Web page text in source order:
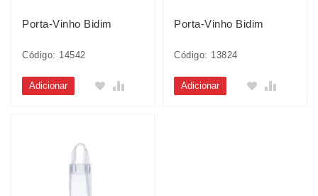
Porta-Vinho Bidim
Código: 14542
Adicionar
Porta-Vinho Bidim
Código: 13824
Adicionar